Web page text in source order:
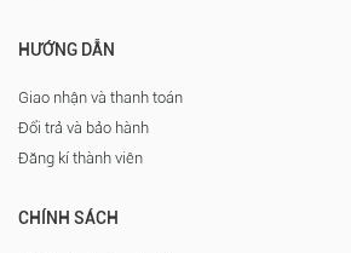
HƯỚNG DẪN
Giao nhận và thanh toán
Đổi trả và bảo hành
Đăng kí thành viên
CHÍNH SÁCH